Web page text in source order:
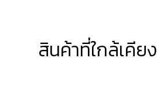
สินค้าที่ใกล้เคียง